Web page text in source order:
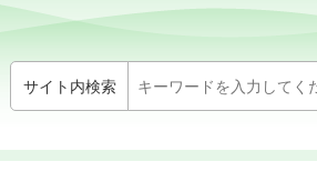
サイト内検索